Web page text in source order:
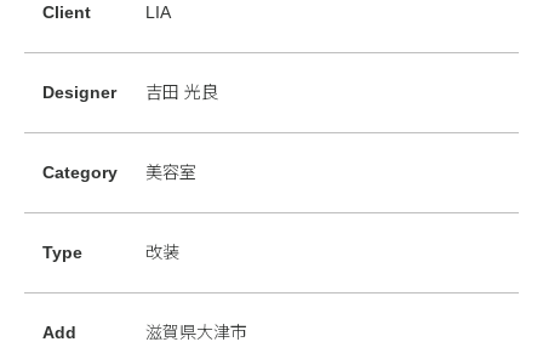
Client LIA
Designer 吉田 光良
Category 美容室
Type 改装
Add 滋賀県大津市